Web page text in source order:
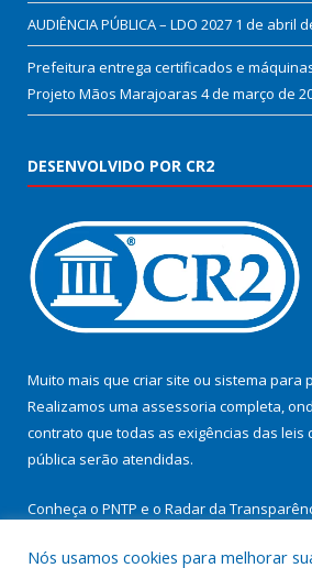
AUDIÊNCIA PÚBLICA – LDO 2027 1 de abril
Prefeitura entrega certificados e
Projeto Mãos Marajoaras 4 de março de
DESENVOLVIDO POR CR2
Muito mais que criar site ou sistema para
Realizamos uma assessoria completa,
contrato que todas as exigências das leis
pública serão atendidas.
Conheça o PNTP e o Radar da
Nós usamos cookies para melhorar